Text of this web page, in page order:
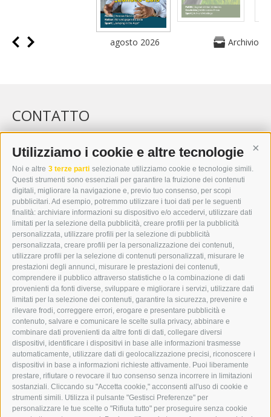
Utilizziamo i cookie e altre tecnologie
Noi e altre 3 terze parti selezionate utilizziamo cookie e tecnologie simili.
Questi strumenti sono essenziali per garantire la fruizione dei contenuti
digitali, migliorare la navigazione e, previo tuo consenso, per scopi
pubblicitari. Ad esempio, potremmo utilizzare i tuoi dati per le seguenti
finalità: archiviare informazioni su dispositivo e/o accedervi, utilizzare dati
limitati per la selezione della pubblicità, creare profili per la pubblicità
personalizzata, utilizzare profili per la selezione di pubblicità
personalizzata, creare profili per la personalizzazione dei contenuti,
utilizzare profili per la selezione di contenuti personalizzati, misurare le
prestazioni degli annunci, misurare le prestazioni dei contenuti,
comprendere il pubblico attraverso statistiche o la combinazione di dati
provenienti da fonti diverse, sviluppare e migliorare i servizi, utilizzare dati
limitati per la selezione dei contenuti, garantire la sicurezza, prevenire e
rilevare frodi, correggere errori, erogare e presentare pubblicità e
contenuto, salvare e comunicare le scelte sulla privacy, abbinare e
combinare dati provenienti da altre fonti di dati, collegare diversi
dispositivi, identificare i dispositivi in base alle informazioni trasmesse
automaticamente, utilizzare dati di geolocalizzazione precisi, riconoscere i
dispositivi in base a informazioni richieste attivamente. Puoi liberamente
prestare, rifiutare o revocare il tuo consenso senza incorrere in limitazioni
sostanziali. Cliccando su "Accetta cookie," acconsenti all'uso di cookie e
strumenti simili. Utilizza il pulsante "Gestisci Preferenze" per
personalizzare le tue scelte o "Rifiuta tutto" per proseguire senza cookie
agosto 2026 Archivio
CONTATTO
WIPP-MEDIA GMBH
DER ERKER
I-39049 VIPITENO
TEL.: +39 0472 766876
GRAFIK@DERERKER.IT
INFO@DERERKER.IT
BARBARA.FONTANA@DERERKER.IT
ERKER
PUBBLICITÀ NELL’ERKER
PUBBLICITÀ ONLINE
ADDEBITO DIRETTO SEPA
REGOLAMENTO COMMENTI
ONLINE VOTING
SERVICE
EVENTI
ANNUNCI
LINK UTILI